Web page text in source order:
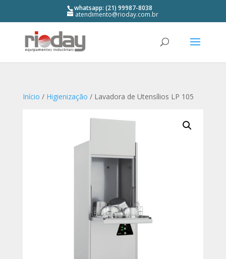
whatsapp: (21) 99987-8038
atendimento@rioday.com.br
Início / Higienização / Lavadora de Utensílios LP 105